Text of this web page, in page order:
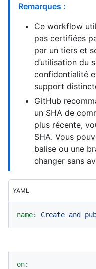
Remarques :
Ce workflow
pas certifiées
par un tiers et
d’utilisation du
confidentialité
support
GitHub
un SHA de
plus récente,
SHA. Vous
balise ou une
changer sans
YAML
name: Create and
on: